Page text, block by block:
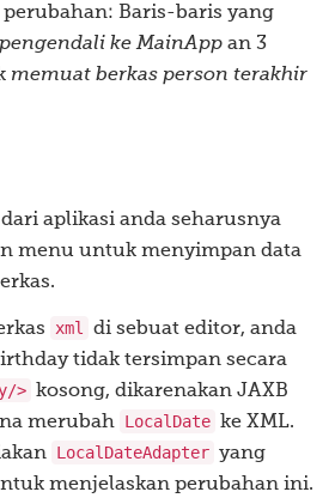
Baris-baris yang
ke MainApp an 3
memuat berkas person terakhir
aplikasi anda seharusnya
menu untuk menyimpan data
xml di sebuat editor, anda
tidak tersimpan secara
> kosong, dikarenakan JAXB
merubah LocalDate ke XML.
LocalDateAdapter yang
menjelaskan perubahan ini.